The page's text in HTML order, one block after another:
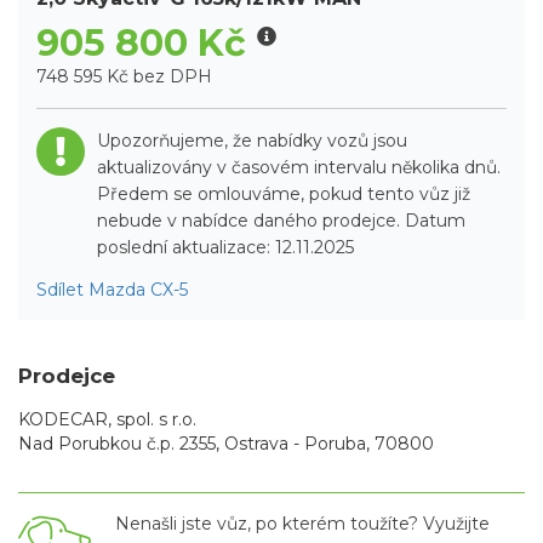
905 800 Kč
748 595 Kč bez DPH
Upozorňujeme, že nabídky vozů jsou
aktualizovány v časovém intervalu několika dnů.
Předem se omlouváme, pokud tento vůz již
nebude v nabídce daného prodejce. Datum
poslední aktualizace: 12.11.2025
Sdílet Mazda CX-5
Prodejce
KODECAR, spol. s r.o.
Nad Porubkou č.p. 2355, Ostrava - Poruba, 70800
Nenašli jste vůz, po kterém toužíte? Využijte